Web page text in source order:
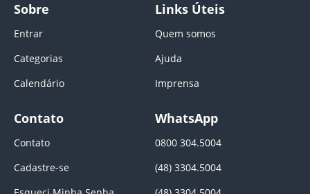
Sobre
Entrar
Categorias
Calendário
Links Úteis
Quem somos
Ajuda
Imprensa
Contato
Contato
Cadastre-se
WhatsApp
0800 304.5004
(48) 3304.5004